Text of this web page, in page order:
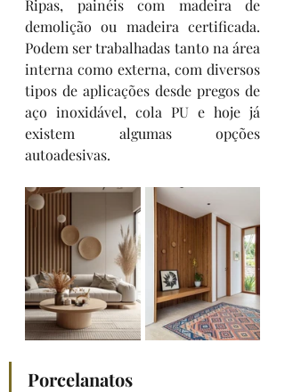
Ripas, painéis com madeira de
demolição ou madeira certificada.
Podem ser trabalhadas tanto na área
interna como externa, com diversos
tipos de aplicações desde pregos de
aço inoxidável, cola PU e hoje já
existem algumas opções
autoadesivas.
Porcelanatos